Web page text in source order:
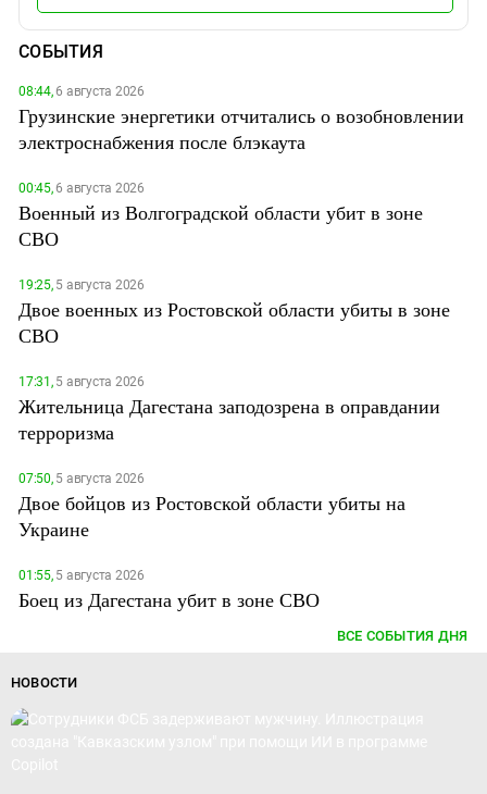
СОБЫТИЯ
08:44,6 августа 2026
Грузинские энергетики отчитались о возобновлении
электроснабжения после блэкаута
00:45,6 августа 2026
Военный из Волгоградской области убит в зоне
СВО
19:25,5 августа 2026
Двое военных из Ростовской области убиты в зоне
СВО
17:31,5 августа 2026
Жительница Дагестана заподозрена в оправдании
терроризма
07:50,5 августа 2026
Двое бойцов из Ростовской области убиты на
Украине
01:55,5 августа 2026
Боец из Дагестана убит в зоне СВО
ВСЕ СОБЫТИЯ ДНЯ
НОВОСТИ